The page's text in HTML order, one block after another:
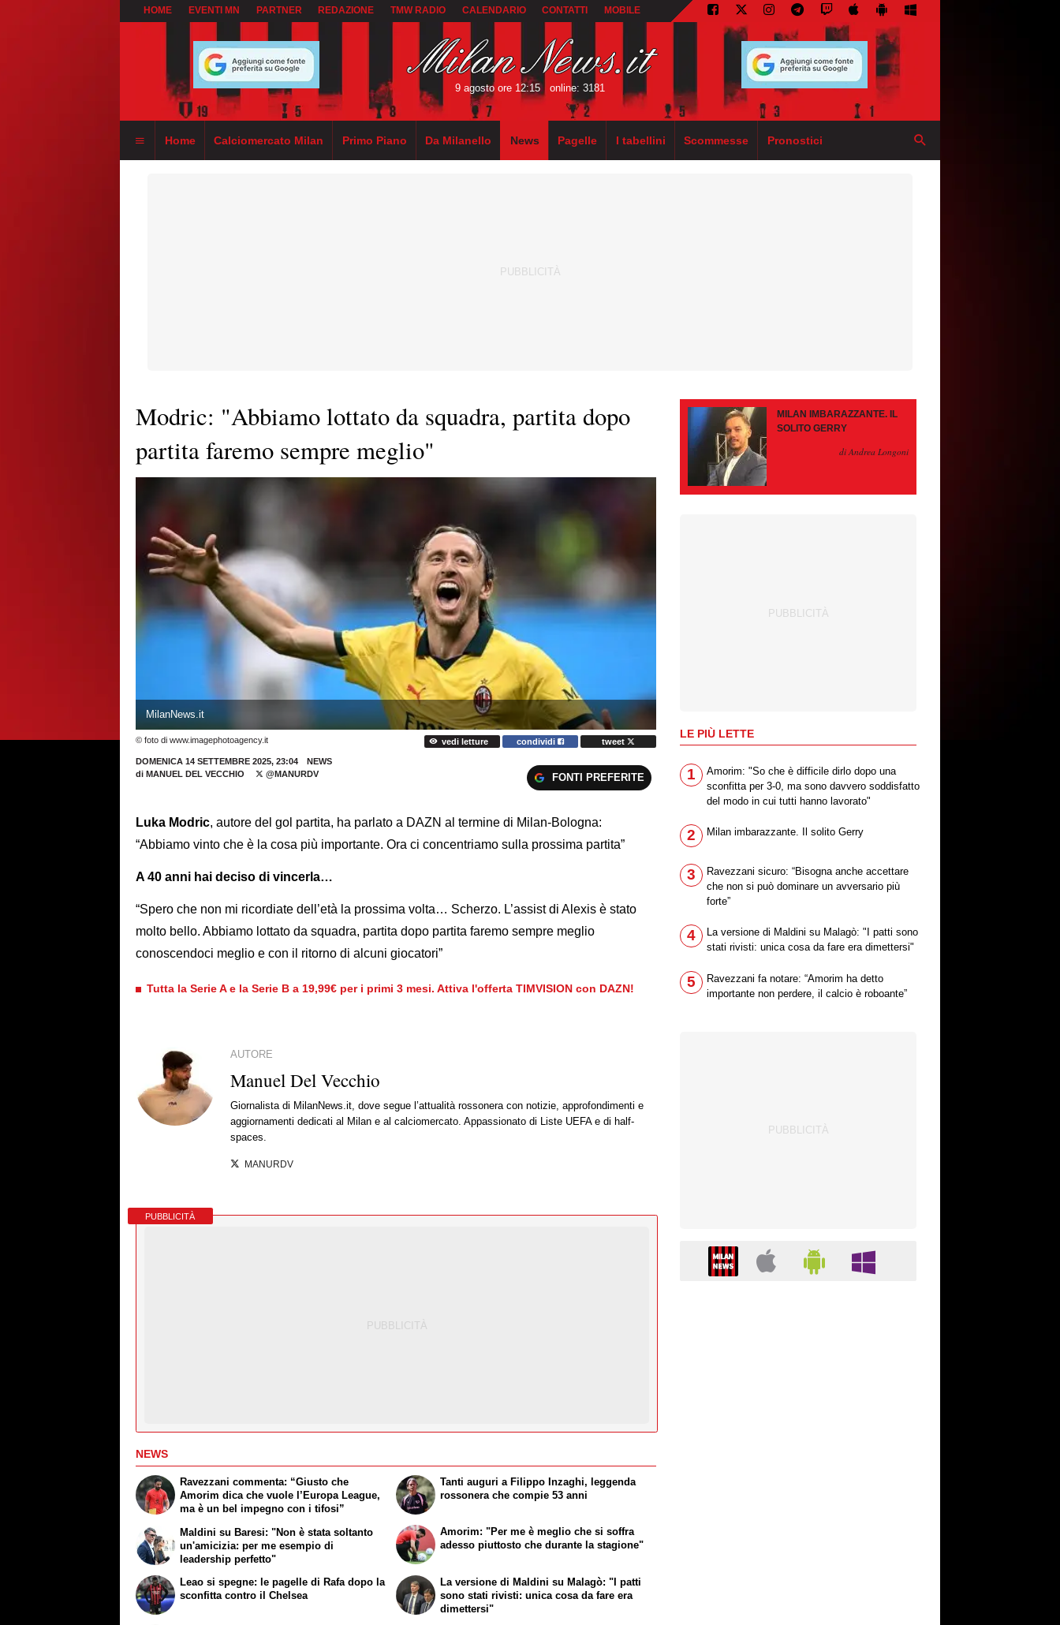
HOME EVENTI MN PARTNER REDAZIONE TMW RADIO CALENDARIO CONTATTI MOBILE
9 agosto ore 12:15 online: 3181
Home Calciomercato Milan Primo Piano Da Milanello News Pagelle I tabellini Scommesse Pronostici
Modric: "Abbiamo lottato da squadra, partita dopo
partita faremo sempre meglio"
MilanNews.it
© foto di www.imagephotoagency.it vedi letture condividi tweet
DOMENICA 14 SETTEMBRE 2025, 23:04
NEWS
di MANUEL DEL VECCHIO @MANURDV FONTI PREFERITE
Luka Modric, autore del gol partita, ha parlato a DAZN al termine di Milan-Bologna:
“Abbiamo vinto che è la cosa più importante. Ora ci concentriamo sulla prossima partita”
A 40 anni hai deciso di vincerla…
“Spero che non mi ricordiate dell’età la prossima volta… Scherzo. L’assist di Alexis è stato
molto bello. Abbiamo lottato da squadra, partita dopo partita faremo sempre meglio
conoscendoci meglio e con il ritorno di alcuni giocatori”
Tutta la Serie A e la Serie B a 19,99€ per i primi 3 mesi. Attiva l'offerta TIMVISION con DAZN!
AUTORE
Manuel Del Vecchio
Giornalista di MilanNews.it, dove segue l’attualità rossonera con notizie, approfondimenti e
aggiornamenti dedicati al Milan e al calciomercato. Appassionato di Liste UEFA e di half-
spaces.
MANURDV
PUBBLICITÀ
NEWS
Ravezzani commenta: “Giusto che
Amorim dica che vuole l’Europa League,
ma è un bel impegno con i tifosi”
Maldini su Baresi: "Non è stata soltanto
un'amicizia: per me esempio di
leadership perfetto"
Tanti auguri a Filippo Inzaghi, leggenda
rossonera che compie 53 anni
Amorim: "Per me è meglio che si soffra
adesso piuttosto che durante la stagione"
Leao si spegne: le pagelle di Rafa dopo la
sconfitta contro il Chelsea
La versione di Maldini su Malagò: "I patti
sono stati rivisti: unica cosa da fare era
dimettersi"
MILAN IMBARAZZANTE. IL
SOLITO GERRY
di Andrea Longoni
LE PIÙ LETTE
1
Amorim: "So che è difficile dirlo dopo una
sconfitta per 3-0, ma sono davvero soddisfatto
del modo in cui tutti hanno lavorato"
2 Milan imbarazzante. Il solito Gerry
3
Ravezzani sicuro: “Bisogna anche accettare
che non si può dominare un avversario più
forte”
4
La versione di Maldini su Malagò: "I patti sono
stati rivisti: unica cosa da fare era dimettersi"
5
Ravezzani fa notare: “Amorim ha detto
importante non perdere, il calcio è roboante”